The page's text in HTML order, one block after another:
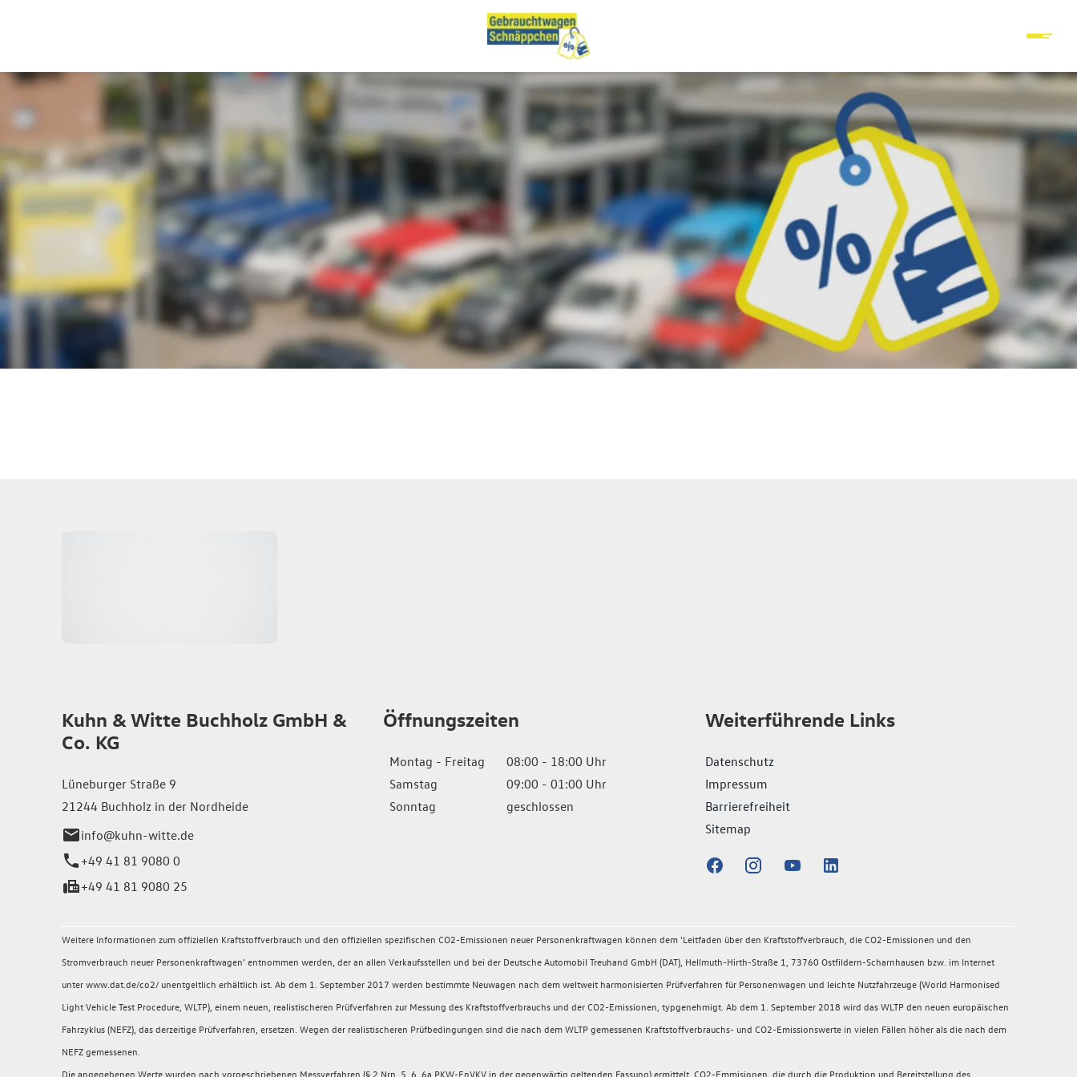
Kuhn & Witte Buchholz GmbH &
Co. KG
Lüneburger Straße 9
21244 Buchholz in der Nordheide
info@kuhn-witte.de
+49 41 81 9080 0
+49 41 81 9080 25
Öffnungszeiten
Montag - Freitag
08:00 - 18:00 Uhr
Samstag
09:00 - 01:00 Uhr
Sonntag
geschlossen
Weiterführende Links
Datenschutz
Impressum
Barrierefreiheit
Sitemap
Weitere Informationen zum offiziellen Kraftstoffverbrauch und den offiziellen spezifischen CO2-Emissionen neuer Personenkraftwagen können dem 'Leitfaden über den Kraftstoffverbrauch, die CO2-Emissionen und den
Stromverbrauch neuer Personenkraftwagen' entnommen werden, der an allen Verkaufsstellen und bei der Deutsche Automobil Treuhand GmbH (DAT), Hellmuth-Hirth-Straße 1, 73760 Ostfildern-Scharnhausen bzw. im Internet
unter www.dat.de/co2/ unentgeltlich erhältlich ist. Ab dem 1. September 2017 werden bestimmte Neuwagen nach dem weltweit harmonisierten Prüfverfahren für Personenwagen und leichte Nutzfahrzeuge (World Harmonised
Light Vehicle Test Procedure, WLTP), einem neuen, realistischeren Prüfverfahren zur Messung des Kraftstoffverbrauchs und der CO2-Emissionen, typgenehmigt. Ab dem 1. September 2018 wird das WLTP den neuen europäischen
Fahrzyklus (NEFZ), das derzeitige Prüfverfahren, ersetzen. Wegen der realistischeren Prüfbedingungen sind die nach dem WLTP gemessenen Kraftstoffverbrauchs- und CO2-Emissionswerte in vielen Fällen höher als die nach dem
NEFZ gemessenen.
Die angegebenen Werte wurden nach vorgeschriebenen Messverfahren (§ 2 Nrn. 5, 6, 6a PKW-EnVKV in der gegenwärtig geltenden Fassung) ermittelt. CO2-Emmisionen, die durch die Produktion und Bereitstellung des